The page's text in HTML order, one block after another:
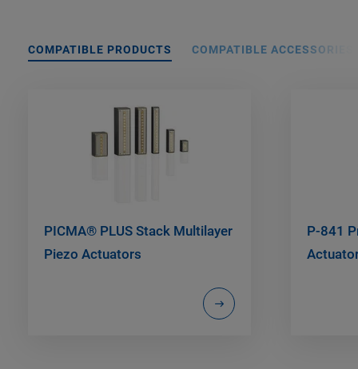
COMPATIBLE PRODUCTS COMPATIBLE ACCESSORIES
PICMA® PLUS Stack Multilayer
Piezo Actuators
P-841